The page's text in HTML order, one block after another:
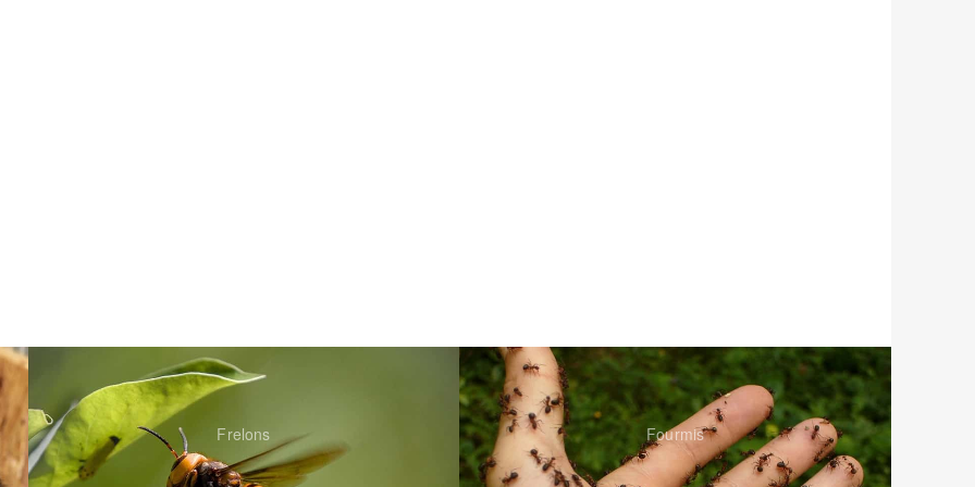
Frelons Fourmis